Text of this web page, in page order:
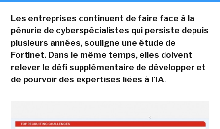
Les entreprises continuent de faire face à la
pénurie de cyberspécialistes qui persiste depuis
plusieurs années, souligne une étude de
Fortinet. Dans le même temps, elles doivent
relever le défi supplémentaire de développer et
de pourvoir des expertises liées à l'IA.